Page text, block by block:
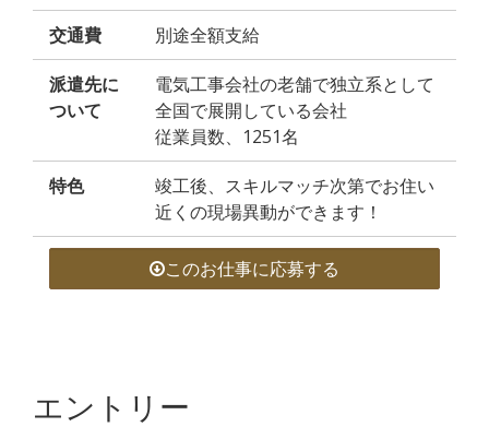
交通費 別途全額支給
派遣先に
ついて
電気工事会社の老舗で独立系として
全国で展開している会社
従業員数、1251名
特色
竣工後、スキルマッチ次第でお住い
近くの現場異動ができます！
このお仕事に応募する
エントリー